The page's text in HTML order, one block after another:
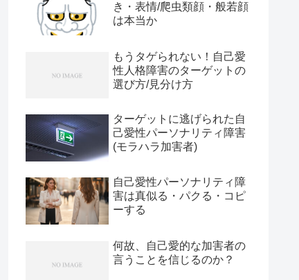
き・表情/爬虫類顔・般若顔
は本当か
もうタゲられない！自己愛
性人格障害のターゲットの
選び方/見分け方
ターゲットに逃げられた自
己愛性パーソナリティ障害
(モラハラ加害者)
自己愛性パーソナリティ障
害は真似る・パクる・コピ
ーする
何故、自己愛的な加害者の
言うことを信じるのか？